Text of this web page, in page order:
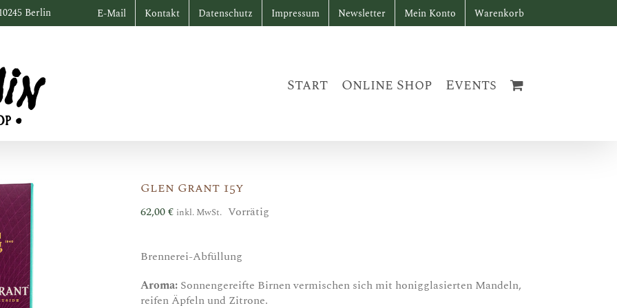
Berlin E-Mail Kontakt Datenschutz Impressum Newsletter Mein Konto Warenkorb
Start Online Shop Events
Glen Grant 15y
62,00€ inkl. MwSt. Vorrätig
Brennerei-Abfüllung
Aroma: Sonnengereifte Birnen vermischen sich mit honigglasierten Mandeln,
reifen Äpfeln und Zitrone.